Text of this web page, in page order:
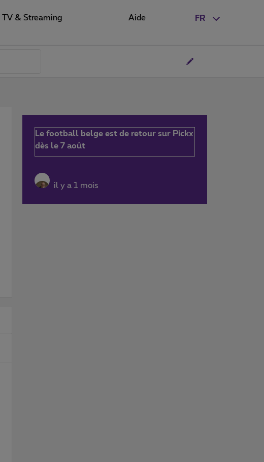
FR
TV & Streaming Aide
Le football belge est de retour sur Pickx
dès le 7 août
il y a 1 mois